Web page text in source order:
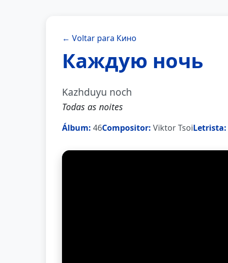
← Voltar para Кино
Каждую ночь
Kazhduyu noch
Todas as noites
Álbum: 46Compositor: Viktor TsoiLetrista: